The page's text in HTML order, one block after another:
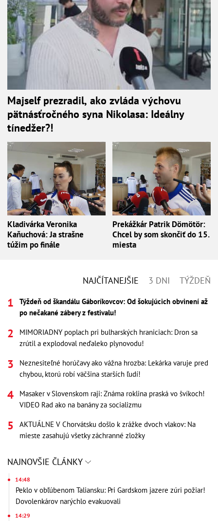
Majself prezradil, ako zvláda výchovu
pätnásťročného syna Nikolasa: Ideálny
tínedžer?!
Kladivárka Veronika
Kaňuchová: Ja strašne
túžim po finále
Prekážkár Patrik Dömötör:
Chcel by som skončiť do 15.
miesta
NAJČÍTANEJŠIE 3 DNI TÝŽDEŇ
Týždeň od škandálu Gáboríkovcov: Od šokujúcich obvinení až
po nečakané zábery z festivalu!
MIMORIADNY poplach pri bulharských hraniciach: Dron sa
zrútil a explodoval neďaleko plynovodu!
Neznesiteľné horúčavy ako vážna hrozba: Lekárka varuje pred
chybou, ktorú robí väčšina starších ľudí!
Masaker v Slovenskom raji: Známa roklina praská vo švíkoch!
VIDEO Rad ako na banány za socializmu
AKTUÁLNE V Chorvátsku došlo k zrážke dvoch vlakov: Na
mieste zasahujú všetky záchranné zložky
NAJNOVŠIE ČLÁNKY
14:48
Peklo v obľúbenom Taliansku: Pri Gardskom jazere zúri požiar!
Dovolenkárov narýchlo evakuovali
14:29